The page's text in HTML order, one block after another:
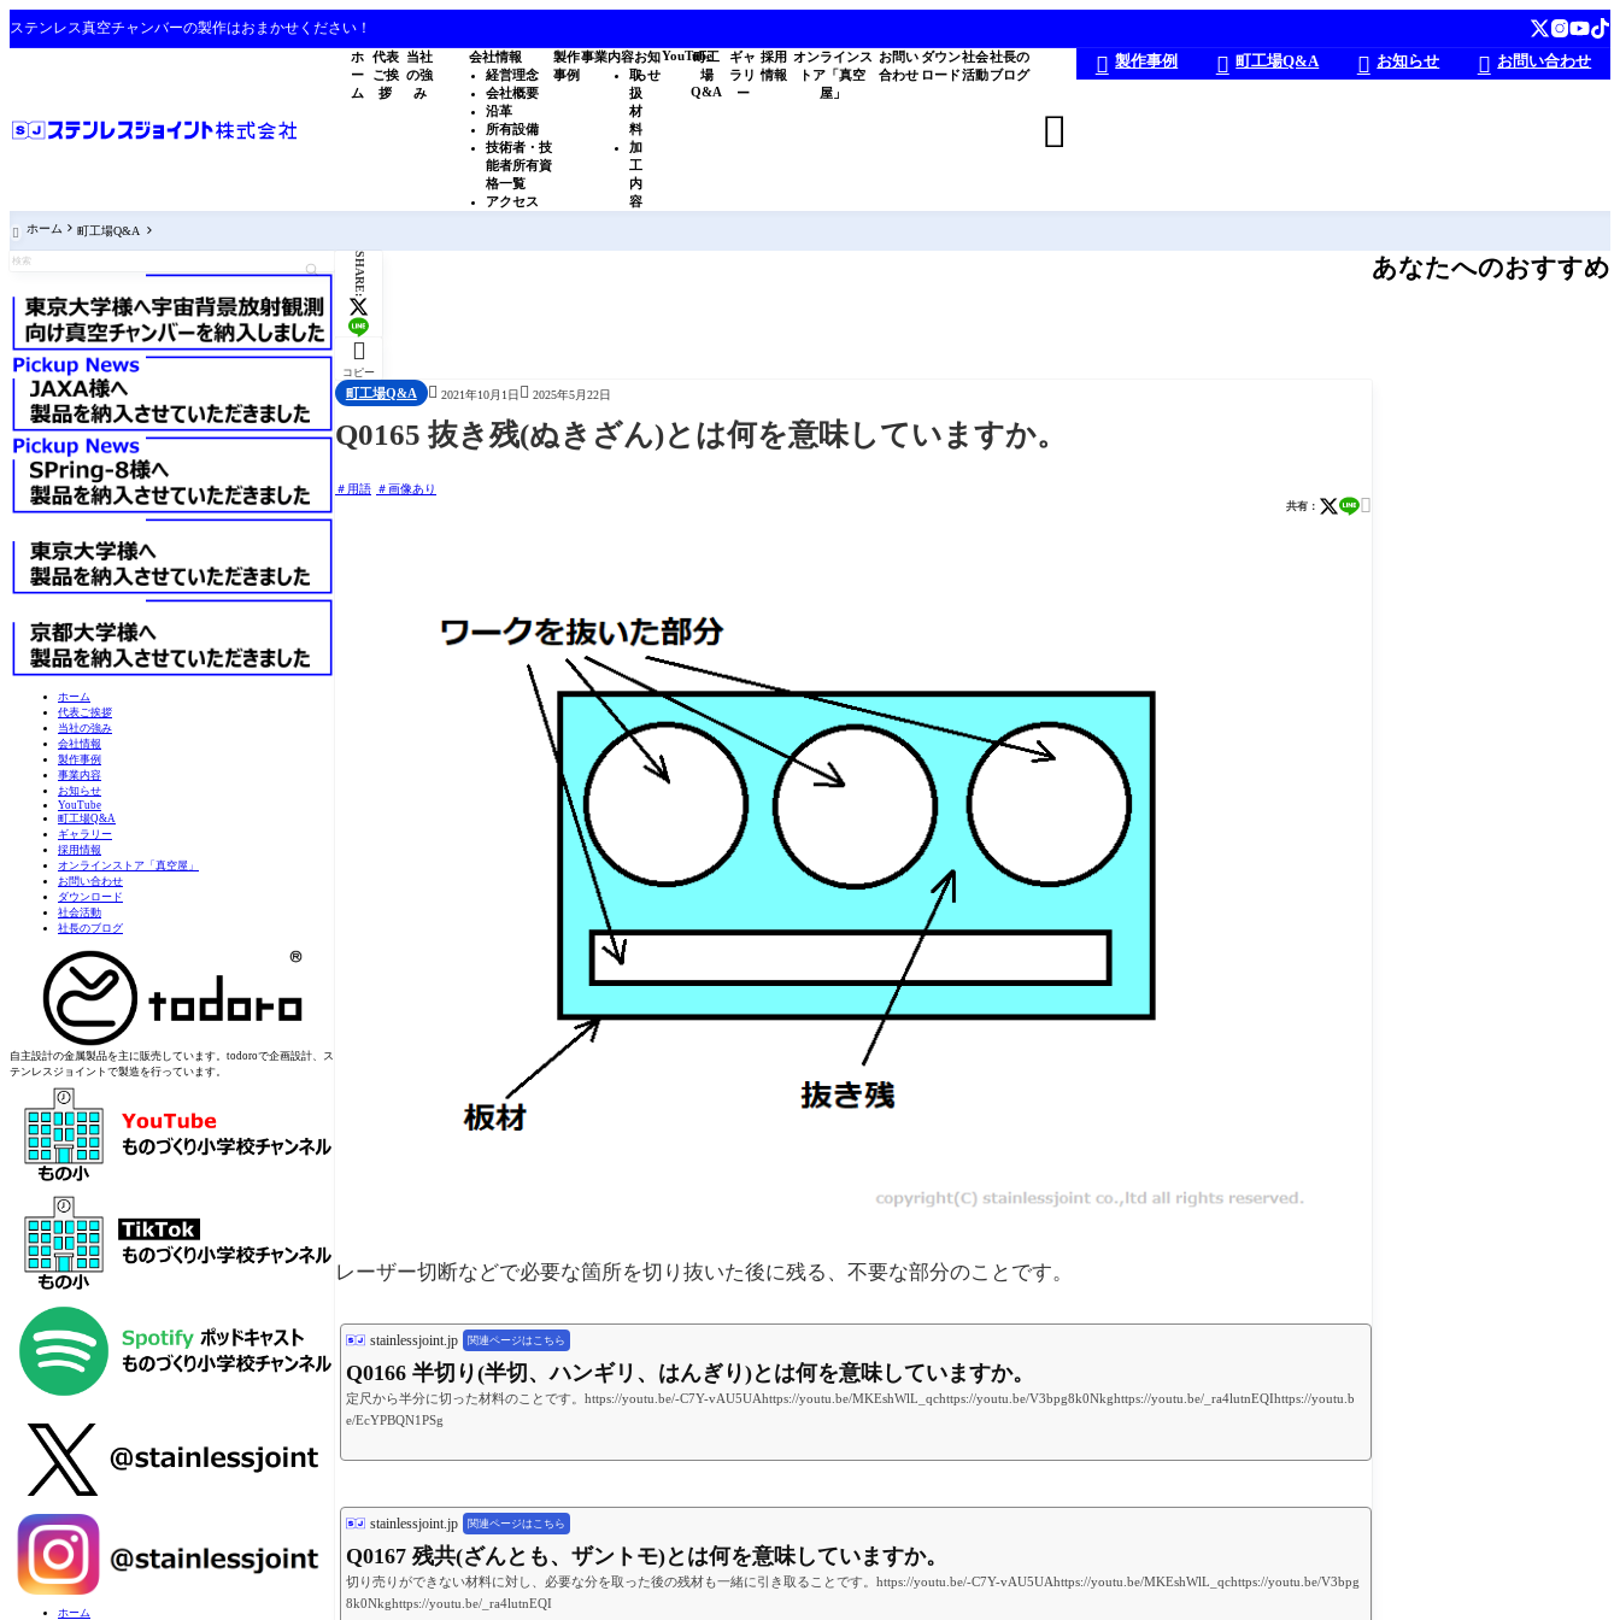
ステンレス真空チャンバーの製作はおまかせください！
ホ
ー
ム
代表
ご挨
拶
当社
の強
み
会社情報
経営理念
会社概要
沿革
所有設備
技術者・技
能者所有資
格一覧
アクセス
製作
事例
事業内容
取
扱
材
料
加
工
内
容
お知
らせ
YouTube
町工
場
Q&A
ギャ
ラリ
ー
採用
情報
オンラインス
トア「真空
屋」
お問い
合わせ
ダウン
ロード
社会
活動
社長の
ブログ

 製作事例  町工場Q&A  お知らせ  お問い合わせ
 ホーム 町工場Q&A
ホーム
代表ご挨拶
当社の強み
会社情報
製作事例
事業内容
お知らせ
YouTube
町工場Q&A
ギャラリー
採用情報
オンラインストア「真空屋」
お問い合わせ
ダウンロード
社会活動
社長のブログ
自主設計の金属製品を主に販売しています。todoroで企画設計、ス
テンレスジョイントで製造を行っています。
ホーム
SHARE:

コピー
町工場Q&A  2021年10月1日  2025年5月22日
Q0165 抜き残(ぬきざん)とは何を意味していますか。
用語 画像あり
共有： 
レーザー切断などで必要な箇所を切り抜いた後に残る、不要な部分のことです。
stainlessjoint.jp 関連ページはこちら
Q0166 半切り(半切、ハンギリ、はんぎり)とは何を意味していますか。
定尺から半分に切った材料のことです。https://youtu.be/-C7Y-vAU5UAhttps://youtu.be/MKEshWlL_qchttps://youtu.be/V3bpg8k0Nkghttps://youtu.be/_ra4lutnEQIhttps://youtu.b
e/EcYPBQN1PSg
stainlessjoint.jp 関連ページはこちら
Q0167 残共(ざんとも、ザントモ)とは何を意味していますか。
切り売りができない材料に対し、必要な分を取った後の残材も一緒に引き取ることです。https://youtu.be/-C7Y-vAU5UAhttps://youtu.be/MKEshWlL_qchttps://youtu.be/V3bpg
8k0Nkghttps://youtu.be/_ra4lutnEQI
あなたへのおすすめ